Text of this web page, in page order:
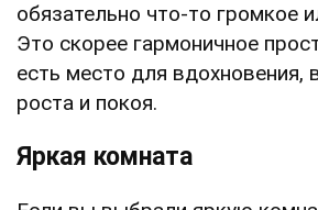
обязательно что-то громкое
Это скорее гармоничное
есть место для вдохновения,
роста и покоя.
Яркая комната